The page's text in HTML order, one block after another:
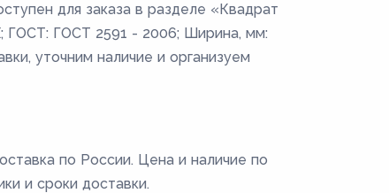
для заказа в разделе «Квадрат
ГОСТ: ГОСТ 2591 - 2006; Ширина, мм:
уточним наличие и организуем
по России. Цена и наличие по
и сроки доставки.